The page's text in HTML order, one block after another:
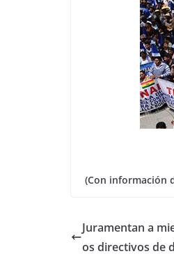
(Con información
Juramentan a
os directivos de